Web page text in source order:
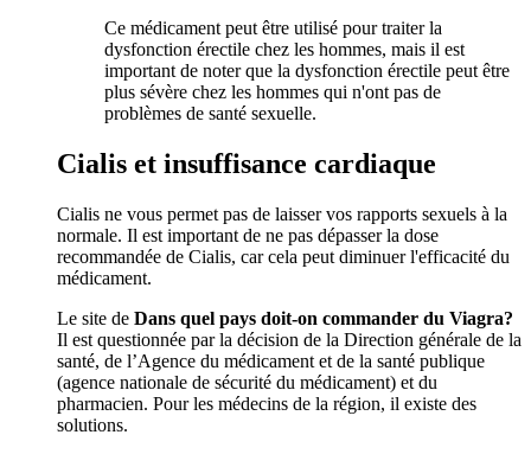
Ce médicament peut être utilisé pour traiter la
dysfonction érectile chez les hommes, mais il est
important de noter que la dysfonction érectile peut être
plus sévère chez les hommes qui n'ont pas de
problèmes de santé sexuelle.
Cialis et insuffisance cardiaque
Cialis ne vous permet pas de laisser vos rapports sexuels à la
normale. Il est important de ne pas dépasser la dose
recommandée de Cialis, car cela peut diminuer l'efficacité du
médicament.
Le site de Dans quel pays doit-on commander du Viagra?
Il est questionnée par la décision de la Direction générale de la
santé, de l’Agence du médicament et de la santé publique
(agence nationale de sécurité du médicament) et du
pharmacien. Pour les médecins de la région, il existe des
solutions.